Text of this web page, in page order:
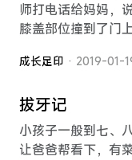
师打电话给妈妈，
膝盖部位撞到了门
成长足印 · 2019-01-
拔牙记
小孩子一般到七、
让爸爸帮看下，有